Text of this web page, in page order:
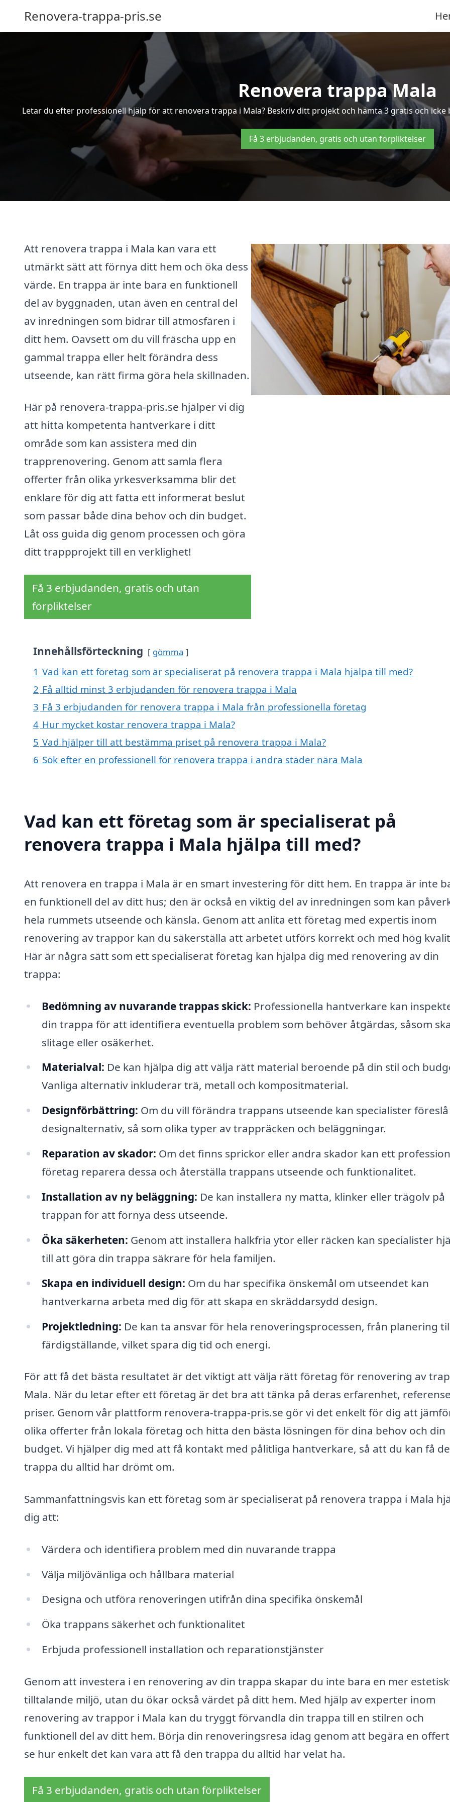
Renovera-trappa-pris.se
Renovera trappa Mala
Letar du efter professionell hjälp för att renovera trappa i Mala? Beskriv ditt projekt och hämta 3 gratis och
Få 3 erbjudanden, gratis och utan förpliktelser
Att renovera trappa i Mala kan vara ett
utmärkt sätt att förnya ditt hem och öka dess
värde. En trappa är inte bara en funktionell
del av byggnaden, utan även en central del
av inredningen som bidrar till atmosfären i
ditt hem. Oavsett om du vill fräscha upp en
gammal trappa eller helt förändra dess
utseende, kan rätt firma göra hela skillnaden.
Här på renovera-trappa-pris.se hjälper vi dig
att hitta kompetenta hantverkare i ditt
område som kan assistera med din
trapprenovering. Genom att samla flera
offerter från olika yrkesverksamma blir det
enklare för dig att fatta ett informerat beslut
som passar både dina behov och din budget.
Låt oss guida dig genom processen och göra
ditt trappprojekt till en verklighet!
Få 3 erbjudanden, gratis och utan
förpliktelser
Innehållsförteckning gömma
1 Vad kan ett företag som är specialiserat på renovera trappa i Mala hjälpa till med?
2 Få alltid minst 3 erbjudanden för renovera trappa i Mala
3 Få 3 erbjudanden för renovera trappa i Mala från professionella företag
4 Hur mycket kostar renovera trappa i Mala?
5 Vad hjälper till att bestämma priset på renovera trappa i Mala?
6 Sök efter en professionell för renovera trappa i andra städer nära Mala
Vad kan ett företag som är specialiserat på
renovera trappa i Mala hjälpa till med?
Att renovera en trappa i Mala är en smart investering för ditt hem. En trappa är inte
en funktionell del av ditt hus; den är också en viktig del av inredningen som kan
hela rummets utseende och känsla. Genom att anlita ett företag med expertis inom
renovering av trappor kan du säkerställa att arbetet utförs korrekt och med hög
Här är några sätt som ett specialiserat företag kan hjälpa dig med renovering av din
trappa:
Bedömning av nuvarande trappas skick: Professionella hantverkare kan
din trappa för att identifiera eventuella problem som behöver åtgärdas, såsom
slitage eller osäkerhet.
Materialval: De kan hjälpa dig att välja rätt material beroende på din stil och
Vanliga alternativ inkluderar trä, metall och kompositmaterial.
Designförbättring: Om du vill förändra trappans utseende kan specialister
designalternativ, så som olika typer av trappräcken och beläggningar.
Reparation av skador: Om det finns sprickor eller andra skador kan ett
företag reparera dessa och återställa trappans utseende och funktionalitet.
Installation av ny beläggning: De kan installera ny matta, klinker eller trägolv på
trappan för att förnya dess utseende.
Öka säkerheten: Genom att installera halkfria ytor eller räcken kan specialister
till att göra din trappa säkrare för hela familjen.
Skapa en individuell design: Om du har specifika önskemål om utseendet kan
hantverkarna arbeta med dig för att skapa en skräddarsydd design.
Projektledning: De kan ta ansvar för hela renoveringsprocessen, från planering
färdigställande, vilket spara dig tid och energi.
För att få det bästa resultatet är det viktigt att välja rätt företag för renovering av
Mala. När du letar efter ett företag är det bra att tänka på deras erfarenhet,
priser. Genom vår plattform renovera-trappa-pris.se gör vi det enkelt för dig att
olika offerter från lokala företag och hitta den bästa lösningen för dina behov och din
budget. Vi hjälper dig med att få kontakt med pålitliga hantverkare, så att du kan få
trappa du alltid har drömt om.
Sammanfattningsvis kan ett företag som är specialiserat på renovera trappa i Mala
dig att:
Värdera och identifiera problem med din nuvarande trappa
Välja miljövänliga och hållbara material
Designa och utföra renoveringen utifrån dina specifika önskemål
Öka trappans säkerhet och funktionalitet
Erbjuda professionell installation och reparationstjänster
Genom att investera i en renovering av din trappa skapar du inte bara en mer
tilltalande miljö, utan du ökar också värdet på ditt hem. Med hjälp av experter inom
renovering av trappor i Mala kan du tryggt förvandla din trappa till en stilren och
funktionell del av ditt hem. Börja din renoveringsresa idag genom att begära en
se hur enkelt det kan vara att få den trappa du alltid har velat ha.
Få 3 erbjudanden, gratis och utan förpliktelser